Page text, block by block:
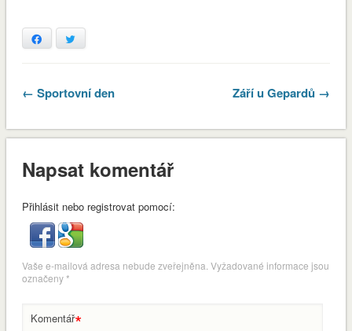
Facebook
← Sportovní den Září u Gepardů →
Napsat komentář
Přihlásit nebo registrovat pomocí:
Vaše e-mailová adresa nebude zveřejněna. Vyžadované informace jsou
označeny*
Komentář*